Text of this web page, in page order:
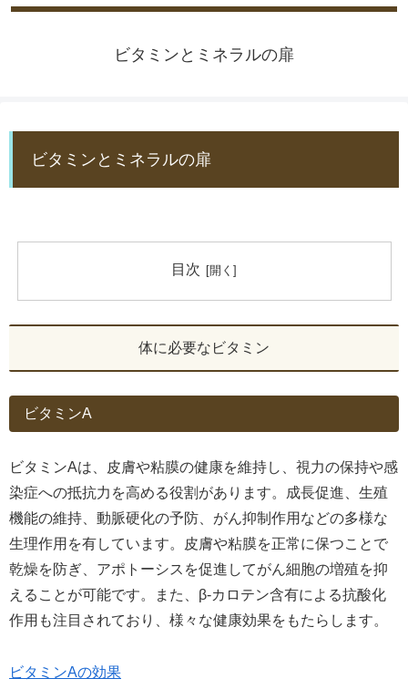
ビタミンとミネラルの扉
ビタミンとミネラルの扉
目次
体に必要なビタミン
ビタミンA
ビタミンAは、皮膚や粘膜の健康を維持し、視力の保持や感
染症への抵抗力を高める役割があります。成長促進、生殖
機能の維持、動脈硬化の予防、がん抑制作用などの多様な
生理作用を有しています。皮膚や粘膜を正常に保つことで
乾燥を防ぎ、アポトーシスを促進してがん細胞の増殖を抑
えることが可能です。また、β-カロテン含有による抗酸化
作用も注目されており、様々な健康効果をもたらします。
ビタミンAの効果